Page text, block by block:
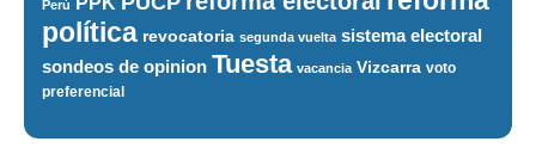
Perú
política revocatoria segunda vuelta sistema electoral
sondeos de opinion Tuesta vacancia Vizcarra voto
preferencial